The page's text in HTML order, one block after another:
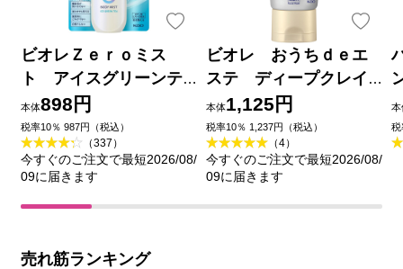
ビオレＺｅｒｏミス
ト アイスグリーンテ
ィーの香り ６０ｍＬ 花
王
本体898円
税率10％ 987円（税込）
（337）
今すぐのご注文で最短2026/08/
09に届きます
ビオレ おうちｄｅエ
ステ ディープクレイ
洗顔 １８０ｇ 花王
本体1,125円
税率10％ 1,237円（税込）
（4）
今すぐのご注文で最短2026/08/
09に届きます
本
税
売れ筋ランキング